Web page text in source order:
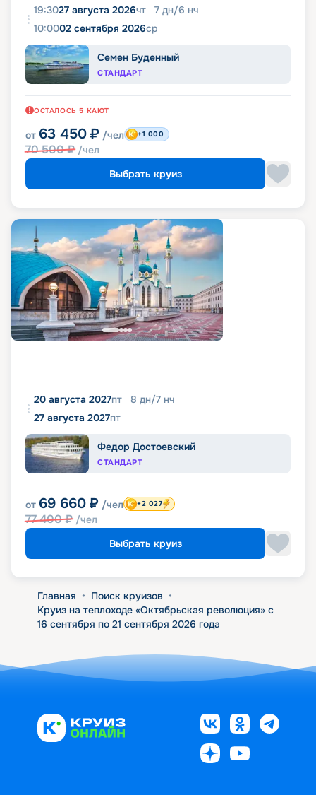
19:3027 августа 2026чт 7 дн/6 нч
10:0002 сентября 2026ср
Семен Буденный
СТАНДАРТ
ОСТАЛОСЬ 5 КАЮТ
от 63 450 ₽ /чел
70 500₽ /чел
+1 000
Выбрать круиз
20 августа 2027пт 8 дн/7 нч
27 августа 2027пт
Федор Достоевский
СТАНДАРТ
от 69 660 ₽ /чел
77 400₽ /чел
+2 027
Выбрать круиз
Главная • Поиск круизов •
Круиз на теплоходе «Октябрьская революция» с
16 сентября по 21 сентября 2026 года